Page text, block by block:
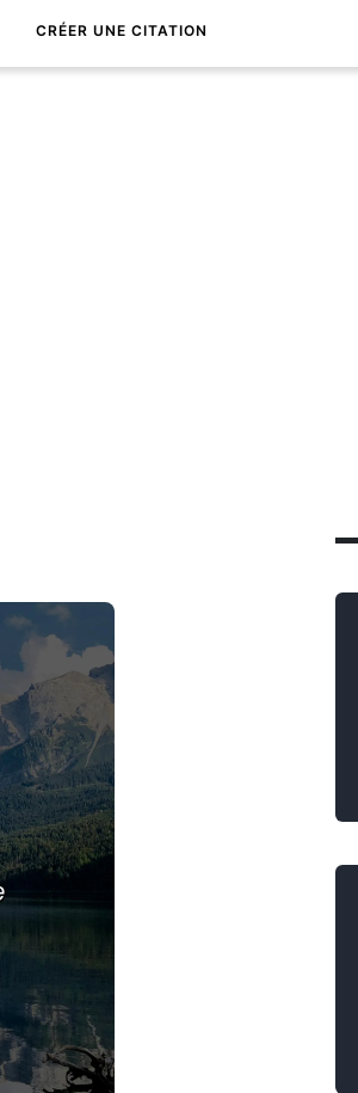
CRÉER UNE CITATION